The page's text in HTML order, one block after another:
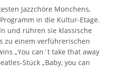
Jazzchöre Münchens,
in die Kultur-Etage.
und rühren sie klassische
zu einem verführerischen
„You can´t take that away
Stück „Baby, you can